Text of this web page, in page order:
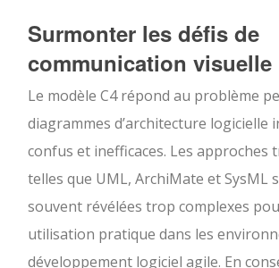
Surmonter les défis de
communication visuelle
Le modèle C4 répond au problème
diagrammes d’architecture logicielle
confus et inefficaces. Les approches
telles que UML, ArchiMate et SysML
souvent révélées trop complexes
utilisation pratique dans les
développement logiciel agile. En